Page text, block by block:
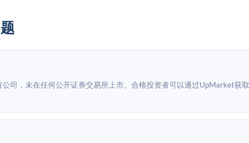
司，未在任何公开证券交易所上市。合格投资者可以通过UpMarket获